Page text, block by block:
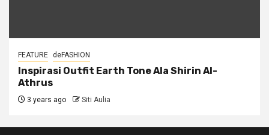
FEATURE deFASHION
Inspirasi Outfit Earth Tone Ala Shirin Al-
Athrus
3 years ago Siti Aulia